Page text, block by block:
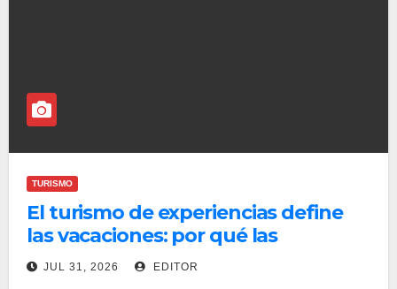
TURISMO
El turismo de experiencias define
las vacaciones: por qué las
propiedades de Palladium Hotel
JUL 31, 2026 EDITOR